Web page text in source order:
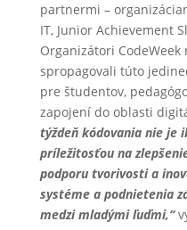
partnermi –
IT, Junior Achievement
Organizátori
spropagovali túto
pre študentov,
zapojení do oblasti
týždeň kódovania nie je
príležitosťou na
podporu tvorivosti a
systéme a podnietenia
medzi mladými ľuďmi,“